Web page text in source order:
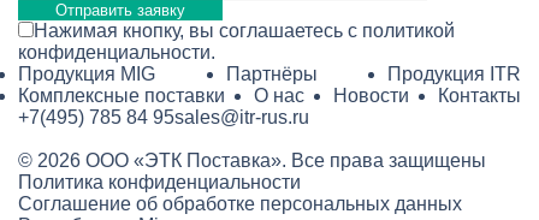
Отправить заявку
Нажимая кнопку, вы соглашаетесь с политикой
конфиденциальности.
Продукция MIG
Партнёры
Продукция ITR
Комплексные поставки
О нас Новости
Контакты
+7(495) 785 84 95sales@itr-rus.ru
© 2026 ООО «ЭТК Поставка». Все права защищены
Политика конфиденциальности
Соглашение об обработке персональных данных